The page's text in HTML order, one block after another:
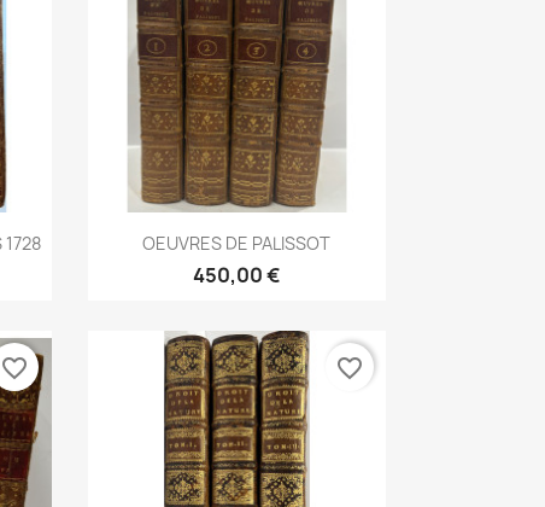
1728 Aperçu rapide
OEUVRES DE PALISSOT
450,00 €
favorite_border favorite_border